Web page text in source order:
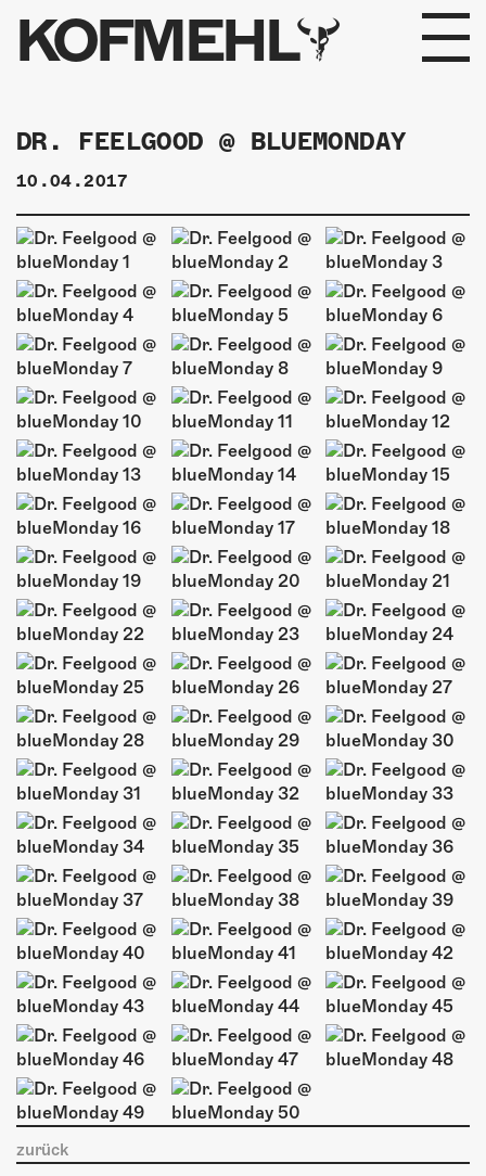
KOFMEHL
PROGRAMM
FABRIKGEFLÜSTER
GALERIE
FOTOGALERIE
PHOTOMAT
INFOS
KONTAKT
ÜBER UNS
GÖNNEREI
SHOP
MITMACHEN
DR. FEELGOOD @ BLUEMONDAY
10.04.2017
zurück